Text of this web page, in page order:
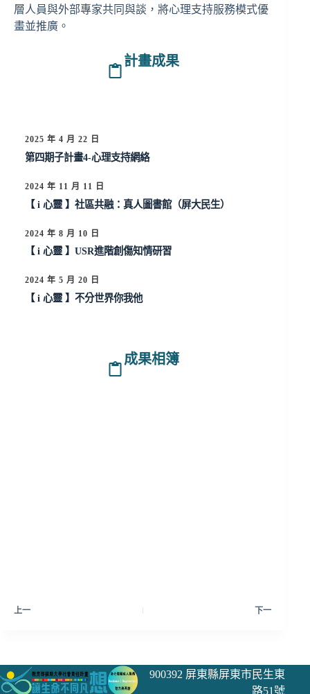
層人員與外部專家共同與談，將心理支持服務模式優
畫並推廣。
計畫成果
2025 年 4 月 22 日
第四期子計畫4-心理支持網絡
2024 年 11 月 11 日
【 i 心靈 】社區共融：真人圖書館（屏大民生）
2024 年 8 月 10 日
【 i 心靈 】USR進階創傷知情研習
2024 年 5 月 20 日
【 i 心靈 】不分世界你我他
成果相簿
上一 下一
900392 屏東縣屏東市民生東
路51號